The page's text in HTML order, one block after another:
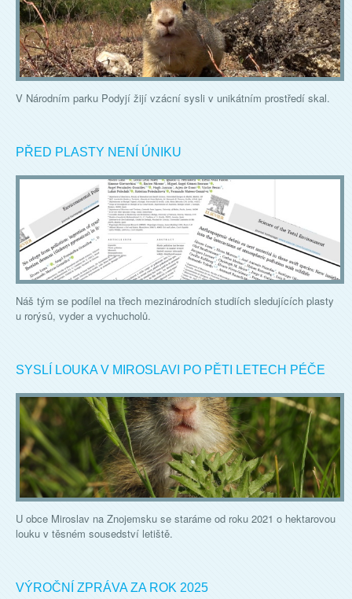
V Národním parku Podyjí žijí vzácní sysli v unikátním prostředí skal.
PŘED PLASTY NENÍ ÚNIKU
Náš tým se podílel na třech mezinárodních studiích sledujících plasty
u rorýsů, vyder a vychucholů.
SYSLÍ LOUKA V MIROSLAVI PO PĚTI LETECH PÉČE
U obce Miroslav na Znojemsku se staráme od roku 2021 o hektarovou
louku v těsném sousedství letiště.
VÝROČNÍ ZPRÁVA ZA ROK 2025